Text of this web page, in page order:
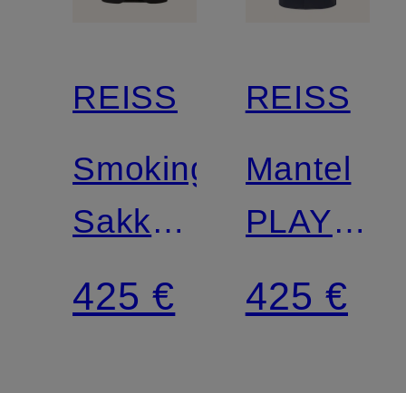
REISS
Smoking-
Sakko
POKER
Modern
425 €
REISS
Mantel
PLAYER
mit
425 €